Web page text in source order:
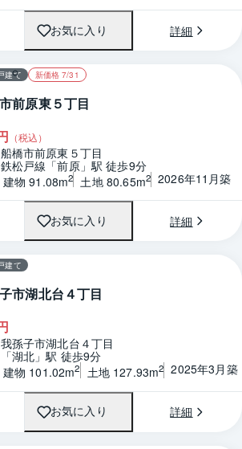
お気に入り 詳細
1 / 0 間取り
建て 新価格 7/31
前原東５丁目
（税込）
橋市前原東５丁目
松戸線「前原」駅 徒歩9分
建物 91.08m2 土地 80.65m2 2026年11月築
お気に入り 詳細
1 / 0 間取り
建て
市湖北台４丁目
孫子市湖北台４丁目
湖北」駅 徒歩9分
建物 101.02m2 土地 127.93m2 2025年3月築
お気に入り 詳細
1 / 0 間取り